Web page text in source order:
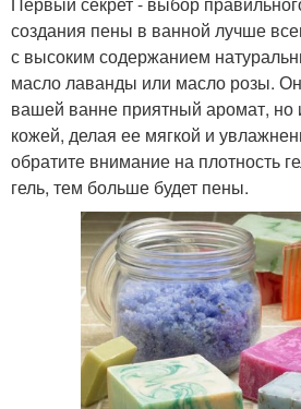
создания пены в ванной лучше
с высоким содержанием
масло лаванды или масло розы.
вашей ванне приятный аромат, но
кожей, делая ее мягкой и
обратите внимание на плотность
гель, тем больше будет пены.